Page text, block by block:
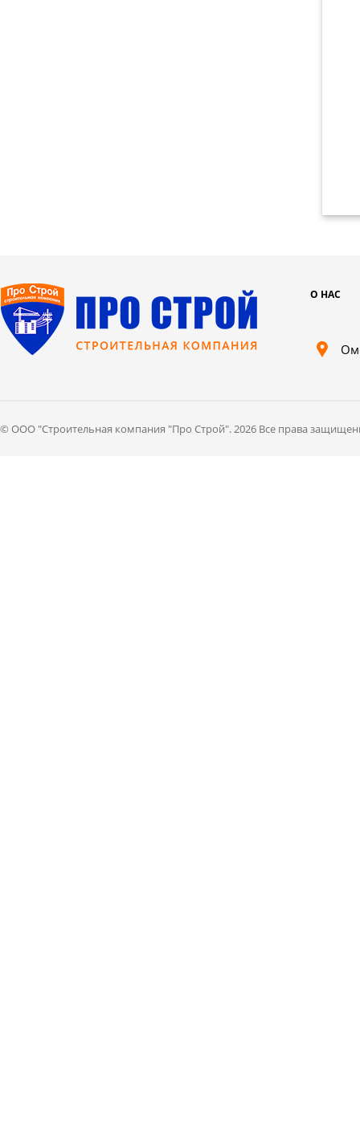
О НАС
© ООО "Cтроительная компания "Про Строй". 2026 Все права